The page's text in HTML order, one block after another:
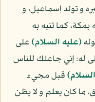
و تولد إسماعيل، و
كما تنبه به
(عليه السلام)على
له: إني جاعلك للناس
قبل مجيء
ما كان يعلم و لا يظن